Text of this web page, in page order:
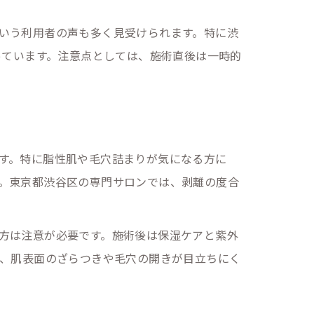
う利用者の声も多く見受けられます。特に渋
います。注意点としては、施術直後は一時的
。特に脂性肌や毛穴詰まりが気になる方に
東京都渋谷区の専門サロンでは、剥離の度合
は注意が必要です。施術後は保湿ケアと紫外
肌表面のざらつきや毛穴の開きが目立ちにく